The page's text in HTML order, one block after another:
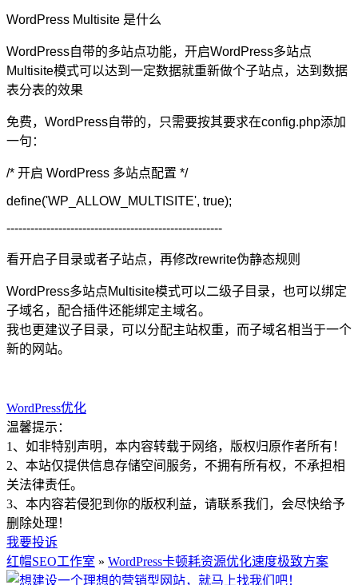
WordPress Multisite 是什么
WordPress自带的多站点功能，开启WordPress多站点
Multisite模式可以达到一定数据就重新做个子站点，达到数据
表分表的效果
免费，WordPress自带的，只需要按其要求在config.php添加
一句：
/* 开启 WordPress 多站点配置 */
define('WP_ALLOW_MULTISITE', true);
------------------------------------------------------
看开启子目录或者子站点，再修改rewrite伪静态规则
WordPress多站点Multisite模式可以二级子目录，也可以绑定
子域名，配合插件还能绑定主域名。
我也更建议子目录，可以分配主站权重，而子域名相当于一个
新的网站。
WordPress优化
温馨提示：
1、如非特别声明，本内容转载于网络，版权归原作者所有！
2、本站仅提供信息存储空间服务，不拥有所有权，不承担相
关法律责任。
3、本内容若侵犯到你的版权利益，请联系我们，会尽快给予
删除处理！
我要投诉
红帽SEO工作室 » WordPress卡顿耗资源优化速度极致方案